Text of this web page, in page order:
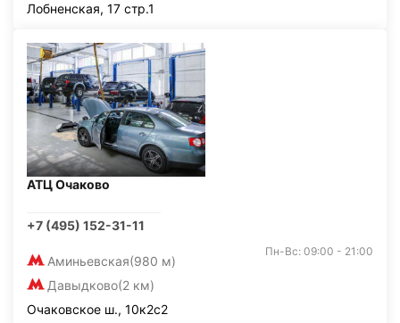
Лобненская, 17 стр.1
АТЦ Очаково
+7 (495) 152-31-11
Аминьевская(980 м)
Давыдково(2 км)
Пн-Вс: 09:00 - 21:00
Очаковское ш., 10к2с2